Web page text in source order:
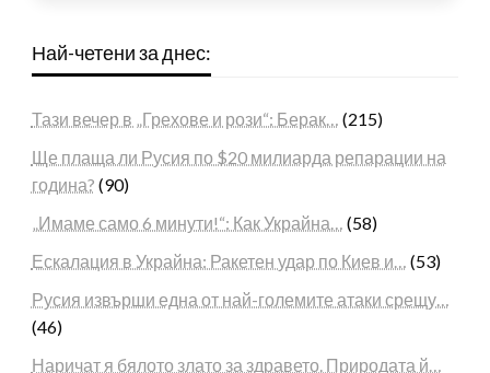
Най-четени за днес:
Тази вечер в „Грехове и рози“: Берак… (215)
Ще плаща ли Русия по $20 милиарда репарации на
година? (90)
„Имаме само 6 минути!“: Как Украйна… (58)
Ескалация в Украйна: Ракетен удар по Киев и… (53)
Русия извърши една от най-големите атаки срещу…
(46)
Наричат я бялото злато за здравето. Природата й…